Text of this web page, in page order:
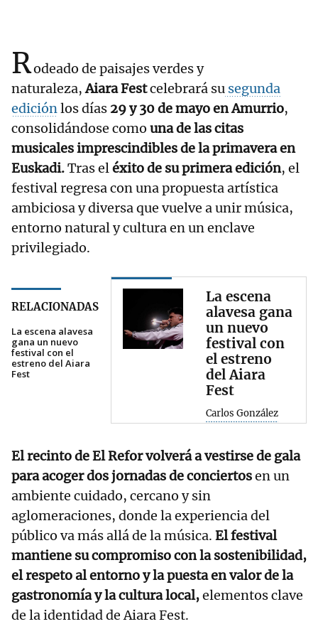
Rodeado de paisajes verdes y
naturaleza,Aiara Festcelebrará su segunda
ediciónlos días 29 y 30 de mayo en Amurrio,
consolidándose como una de las citas
musicales imprescindibles de la primavera en
Euskadi.Tras eléxito de su primera edición, el
festival regresa con una propuesta artística
ambiciosa y diversa que vuelve a unir música,
entorno natural y cultura en un enclave
privilegiado.
RELACIONADAS
La escena alavesa
gana un nuevo
festival con el
estreno del Aiara
Fest
La escena
alavesa gana
un nuevo
festival con
el estreno
del Aiara
Fest
Carlos González
El recinto de El Refor volverá a vestirse de gala
para acoger dos jornadas de conciertosen un
ambiente cuidado, cercano y sin
aglomeraciones, donde la experiencia del
público va más allá de la música. El festival
mantiene su compromiso con la sostenibilidad,
el respeto al entorno y la puesta en valor de la
gastronomía y la cultura local,elementos clave
de la identidad de Aiara Fest.